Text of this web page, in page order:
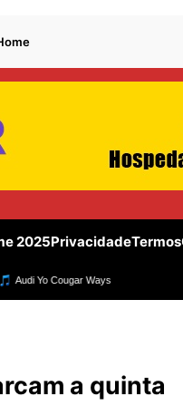
2025PrivacidadeTermos
a quinta